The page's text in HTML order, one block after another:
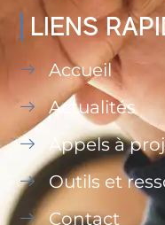
LIENS
Accueil
Actualités
Appels à
Outils et
Contact